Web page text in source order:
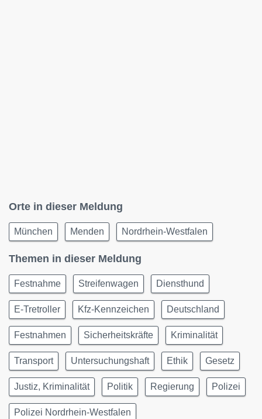
Orte in dieser Meldung
München Menden Nordrhein-Westfalen
Themen in dieser Meldung
Festnahme Streifenwagen Diensthund
E-Tretroller Kfz-Kennzeichen Deutschland
Festnahmen Sicherheitskräfte Kriminalität
Transport Untersuchungshaft Ethik Gesetz
Justiz, Kriminalität Politik Regierung Polizei
Polizei Nordrhein-Westfalen